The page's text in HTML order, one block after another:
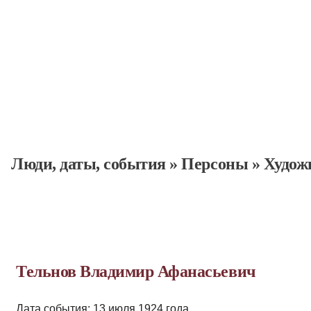
Люди, даты, cобытия»Персоны »
Тельнов Владимир Афанасьевич
Дата события: 13 июля 1924 года